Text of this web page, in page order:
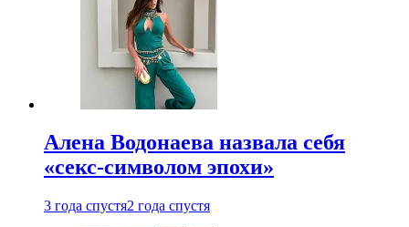
Алена Водонаева назвала себя
«секс-символом эпохи»
3 года спустя2 года спустя